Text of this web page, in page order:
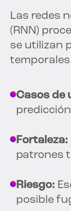
Las redes
(RNN)
se utilizan
temporales
Casos de
Fortaleza:
patrones
Riesgo:
posible